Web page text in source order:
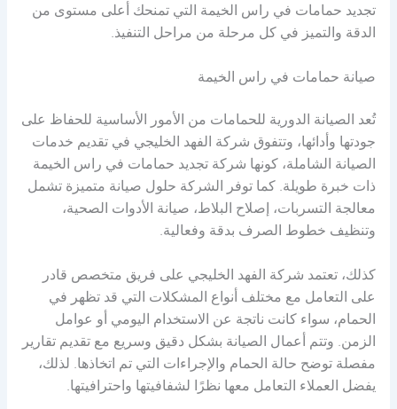
تجديد حمامات في راس الخيمة التي تمنحك أعلى مستوى من
الدقة والتميز في كل مرحلة من مراحل التنفيذ.
صيانة حمامات في راس الخيمة
تُعد الصيانة الدورية للحمامات من الأمور الأساسية للحفاظ على
جودتها وأدائها، وتتفوق شركة الفهد الخليجي في تقديم خدمات
الصيانة الشاملة، كونها شركة تجديد حمامات في راس الخيمة
ذات خبرة طويلة. كما توفر الشركة حلول صيانة متميزة تشمل
معالجة التسربات، إصلاح البلاط، صيانة الأدوات الصحية،
وتنظيف خطوط الصرف بدقة وفعالية.
كذلك، تعتمد شركة الفهد الخليجي على فريق متخصص قادر
على التعامل مع مختلف أنواع المشكلات التي قد تظهر في
الحمام، سواء كانت ناتجة عن الاستخدام اليومي أو عوامل
الزمن. وتتم أعمال الصيانة بشكل دقيق وسريع مع تقديم تقارير
مفصلة توضح حالة الحمام والإجراءات التي تم اتخاذها. لذلك،
يفضل العملاء التعامل معها نظرًا لشفافيتها واحترافيتها.